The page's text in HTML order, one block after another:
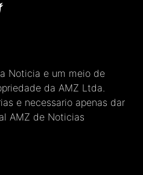
Noticia e um meio de
da AMZ Ltda.
e necessario apenas dar
AMZ de Noticias